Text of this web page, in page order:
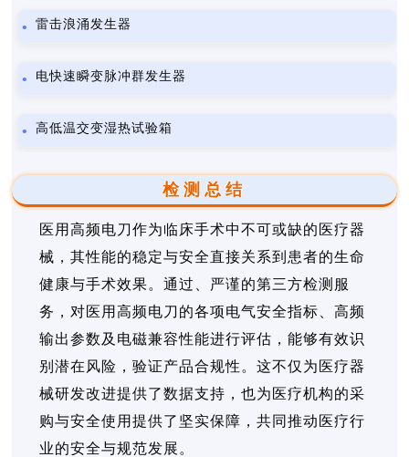
雷击浪涌发生器
电快速瞬变脉冲群发生器
高低温交变湿热试验箱
检测总结
医用高频电刀作为临床手术中不可或缺的医疗器
械，其性能的稳定与安全直接关系到患者的生命
健康与手术效果。通过、严谨的第三方检测服
务，对医用高频电刀的各项电气安全指标、高频
输出参数及电磁兼容性能进行评估，能够有效识
别潜在风险，验证产品合规性。这不仅为医疗器
械研发改进提供了数据支持，也为医疗机构的采
购与安全使用提供了坚实保障，共同推动医疗行
业的安全与规范发展。